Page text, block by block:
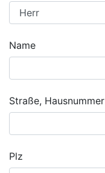
Name
Straße, Hausnummer
Plz